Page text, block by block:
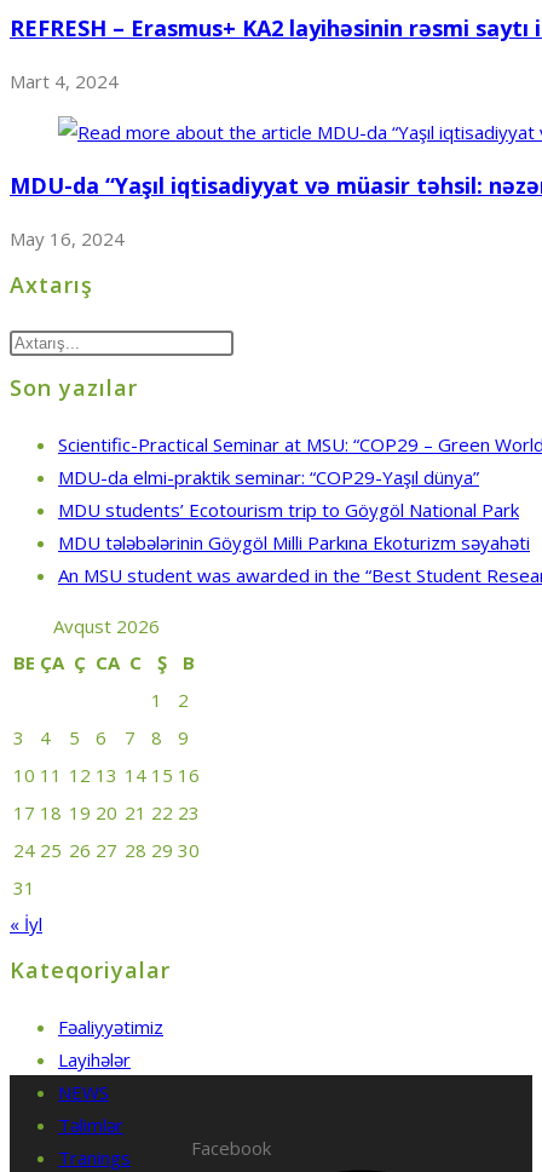
REFRESH – Erasmus+ KA2 layihəsinin rəsmi
Mart 4, 2024
MDU-da “Yaşıl iqtisadiyyat və müasir təhsil:
May 16, 2024
Axtarış
Son yazılar
Scientific-Practical Seminar at MSU: “COP29 – Green
MDU-da elmi-praktik seminar: “COP29-Yaşıl dünya”
MDU students’ Ecotourism trip to Göygöl National Park
MDU tələbələrinin Göygöl Milli Parkına Ekoturizm səyahəti
An MSU student was awarded in the “Best Student
Avqust 2026
BE ÇA Ç CA C Ş
B
1
2
3
4 5 6 7 8
9
10 11 12 13 14 15 16
17 18 19 20 21 22 23
24 25 26 27 28 29 30
31
« İyl
Kateqoriyalar
Fəaliyyətimiz
Layihələr
NEWS
Təlimlər
Tranings
Facebook